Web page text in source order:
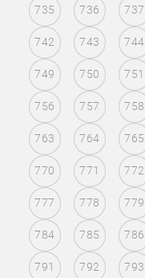
735 736 737
742 743 744
749 750 751
756 757 758
763 764 765
770 771 772
777 778 779
784 785 786
791 792 793